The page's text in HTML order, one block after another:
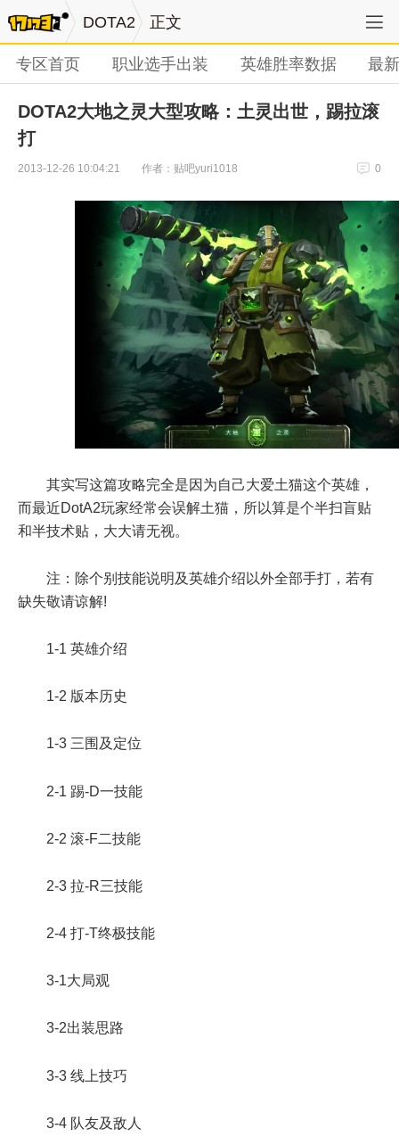
DOTA2 正文
专区首页 职业选手出装 英雄胜率数据 最
DOTA2大地之灵大型攻略：土灵出世，踢拉滚
打
2013-12-26 10:04:21 作者：贴吧yuri1018 0
其实写这篇攻略完全是因为自己大爱土猫这个英雄，
而最近DotA2玩家经常会误解土猫，所以算是个半扫盲贴
和半技术贴，大大请无视。
注：除个别技能说明及英雄介绍以外全部手打，若有
缺失敬请谅解!
1-1 英雄介绍
1-2 版本历史
1-3 三围及定位
2-1 踢-D一技能
2-2 滚-F二技能
2-3 拉-R三技能
2-4 打-T终极技能
3-1大局观
3-2出装思路
3-3 线上技巧
3-4 队友及敌人